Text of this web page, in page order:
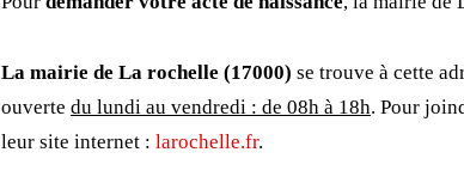
La mairie de La rochelle (17000) se trouve à cette
ouverte du lundi au vendredi : de 08h à 18h. Pour
leur site internet : larochelle.fr.